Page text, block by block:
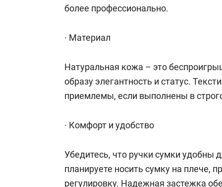
более профессионально.
· Материал
Натуральная кожа – это
образу элегантность и статус.
приемлемы, если выполнены в
· Комфорт и удобство
Убедитесь, что ручки сумки удобны
планируете носить сумку на плече,
регулировку. Надежная застежка